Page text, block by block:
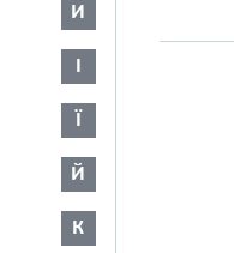
И
І
Ї
Й
К